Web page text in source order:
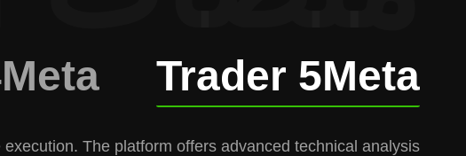
Meta
Trader 5
Meta
The platform offers advanced technical analysis